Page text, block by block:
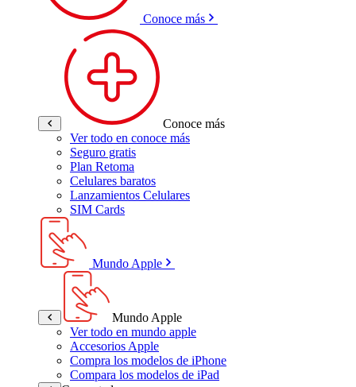
Conoce más
Conoce más
Ver todo en conoce más
Seguro gratis
Plan Retoma
Celulares baratos
Lanzamientos Celulares
SIM Cards
Mundo Apple
Mundo Apple
Ver todo en mundo apple
Accesorios Apple
Compra los modelos de iPhone
Compara los modelos de iPad